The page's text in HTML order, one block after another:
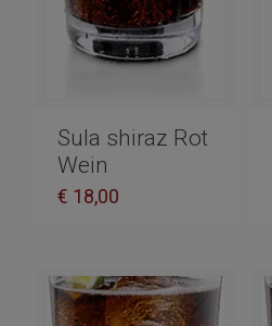
Sula shiraz Rot
Wein
€ 18,00